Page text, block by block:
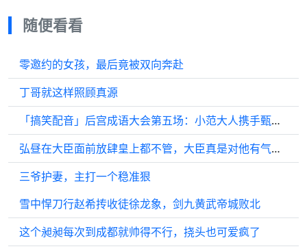
随便看看
零邀约的女孩，最后竟被双向奔赴
丁哥就这样照顾真源
「搞笑配音」后宫成语大会第五场：小范大人携手甄熹齐，爱妻力MAX！
弘昼在大臣面前放肆皇上都不管，大臣真是对他有气无力
三爷护妻，主打一个稳准狠
雪中悍刀行赵希抟收徒徐龙象，剑九黄武帝城败北
这个昶昶每次到成都就帅得不行，挠头也可爱疯了